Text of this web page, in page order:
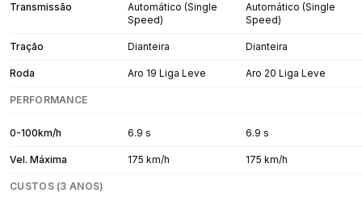
Transmissão
Automático (Single
Speed)
Automático (Single
Speed)
Tração Dianteira Dianteira
Roda Aro 19 Liga Leve Aro 20 Liga Leve
PERFORMANCE
0-100km/h 6.9 s 6.9 s
Vel. Máxima 175 km/h 175 km/h
CUSTOS (3 ANOS)